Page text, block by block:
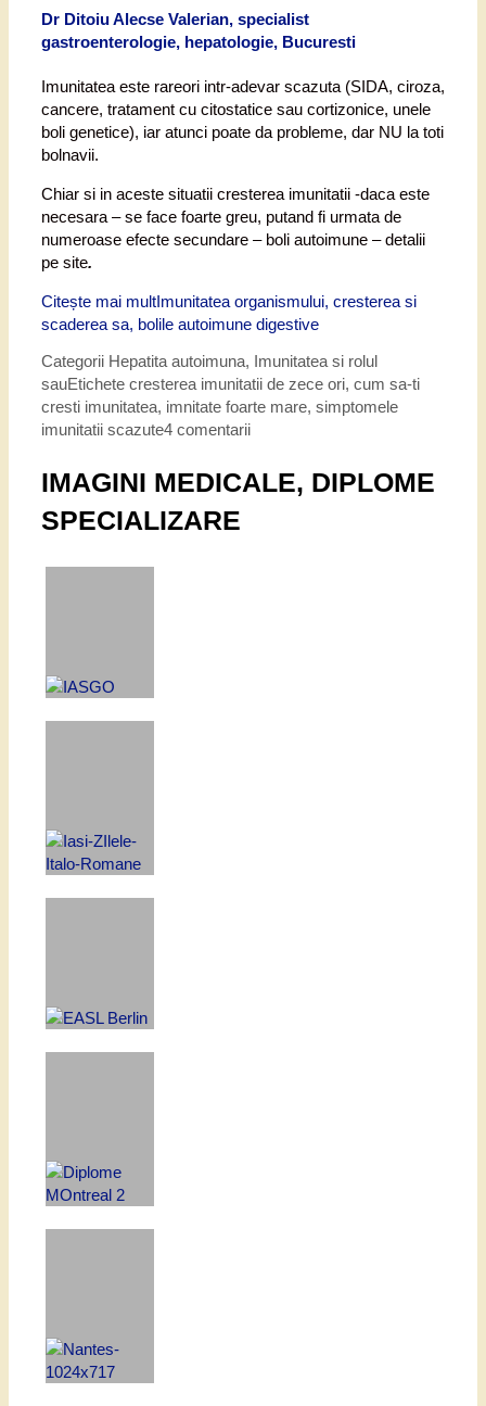
Dr Ditoiu Alecse Valerian, specialist
gastroenterologie, hepatologie, Bucuresti
Imunitatea este rareori intr-adevar scazuta (SIDA, ciroza,
cancere, tratament cu citostatice sau cortizonice, unele
boli genetice), iar atunci poate da probleme, dar NU la toti
bolnavii.
Chiar si in aceste situatii cresterea imunitatii -daca este
necesara – se face foarte greu, putand fi urmata de
numeroase efecte secundare – boli autoimune – detalii
pe site.
Citește mai multImunitatea organismului, cresterea si
scaderea sa, bolile autoimune digestive
Categorii Hepatita autoimuna, Imunitatea si rolul
sauEtichete cresterea imunitatii de zece ori, cum sa-ti
cresti imunitatea, imnitate foarte mare, simptomele
imunitatii scazute4 comentarii
IMAGINI MEDICALE, DIPLOME
SPECIALIZARE